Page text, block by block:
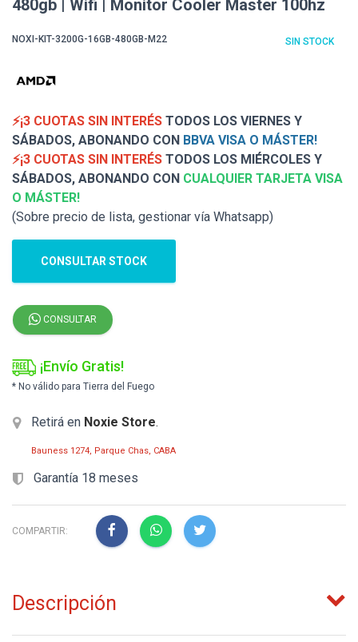
480gb | Wifi | Monitor Cooler Master 100hz
NOXI-KIT-3200G-16GB-480GB-M22 SIN STOCK
⚡¡3 CUOTAS SIN INTERÉS TODOS LOS VIERNES Y
SÁBADOS, ABONANDO CON BBVA VISA O MÁSTER!
⚡¡3 CUOTAS SIN INTERÉS TODOS LOS MIÉRCOLES Y
SÁBADOS, ABONANDO CON CUALQUIER TARJETA VISA
O MÁSTER!
(Sobre precio de lista, gestionar vía Whatsapp)
CONSULTAR STOCK
CONSULTAR
¡Envío Gratis!
* No válido para Tierra del Fuego
Retirá en Noxie Store.
Bauness 1274, Parque Chas, CABA
Garantía 18 meses
COMPARTIR:
Descripción